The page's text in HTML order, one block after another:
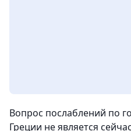
Вопрос послаблений по
Греции не является